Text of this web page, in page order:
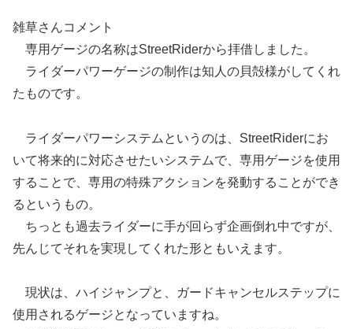
雑草さんコメント
専用ゲージの名称はStreetRiderから拝借しました。
ライダーパワーゲージの制作は知人の貝殻様がしてくれ
たものです。
ライダーパワーシステムというのは、StreetRiderにお
いて将来的に対応させたいシステムで、専用ゲージを使用
することで、専用の特殊アクションを発動することができ
るというもの。
ちっとも過去ライダーに手が回らず企画倒れ中ですが、
先んじてそれを実現してくれた形ともいえます。
現状は、ハイジャンプと、ガードキャンセルステップに
使用されるゲージとなっていますね。